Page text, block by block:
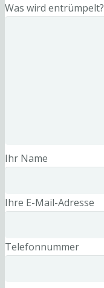
Was wird entrümpelt?
Ihr Name
Ihre E-Mail-Adresse
Telefonnummer